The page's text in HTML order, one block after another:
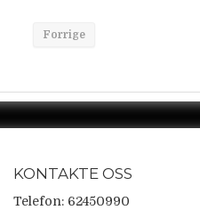
Forrige
KONTAKTE OSS
Telefon: 62450990